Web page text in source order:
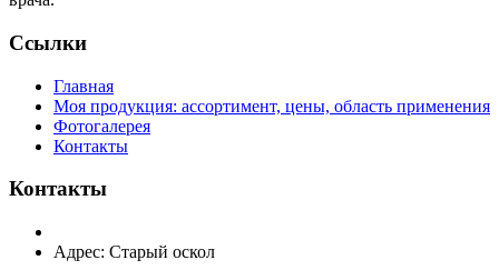
Ссылки
Главная
Моя продукция: ассортимент, цены, область применения
Фотогалерея
Контакты
Контакты
Адрес: Старый оскол